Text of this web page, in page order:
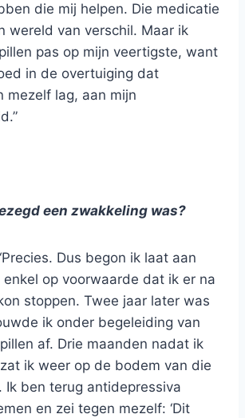
die mij helpen. Die medicatie
wereld van verschil. Maar ik
pas op mijn veertigste, want
in de overtuiging dat
mezelf lag, aan mijn
een zwakkeling was?
Dus begon ik laat aan
op voorwaarde dat ik er na
stoppen. Twee jaar later was
ik onder begeleiding van
af. Drie maanden nadat ik
ik weer op de bodem van die
Ik ben terug antidepressiva
en zei tegen mezelf: ‘Dit